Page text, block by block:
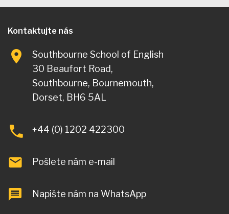
Kontaktujte nás
Southbourne School of English
30 Beaufort Road,
Southbourne, Bournemouth,
Dorset, BH6 5AL
+44 (0) 1202 422300
Pošlete nám e-mail
Napište nám na WhatsApp